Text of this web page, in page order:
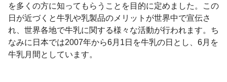
を多くの方に知ってもらうことを目的に定めました。この
日が近づくと牛乳や乳製品のメリットが世界中で宣伝さ
れ、世界各地で牛乳に関する様々な活動が行われます。ち
なみに日本では2007年から6月 1 日を牛乳の日とし、 6月を
牛乳月間としています。